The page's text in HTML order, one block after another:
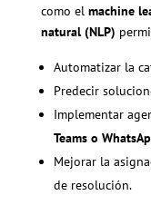
como el machine
natural (NLP)
Automatizar la
Predecir
Implementar
Teams o
Mejorar la
de resolución.